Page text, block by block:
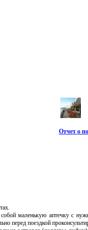
Отчет о
маленькую аптечку с
перед поездкой